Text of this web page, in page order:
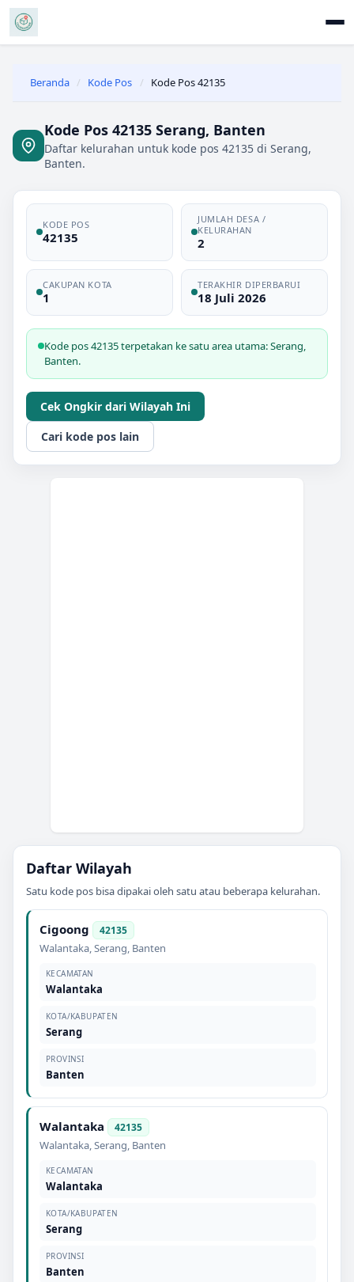
Beranda / Kode Pos / Kode Pos 42135
Kode Pos 42135 Serang, Banten
Daftar kelurahan untuk kode pos 42135 di Serang,
Banten.
KODE POS
42135
JUMLAH DESA /
KELURAHAN
2
CAKUPAN KOTA
1
TERAKHIR DIPERBARUI
18 Juli 2026
Kode pos 42135 terpetakan ke satu area utama: Serang,
Banten.
Cek Ongkir dari Wilayah Ini
Cari kode pos lain
Daftar Wilayah
Satu kode pos bisa dipakai oleh satu atau beberapa kelurahan.
Cigoong 42135
Walantaka,Serang, Banten
KECAMATAN
Walantaka
KOTA/KABUPATEN
Serang
PROVINSI
Banten
Walantaka 42135
Walantaka,Serang, Banten
KECAMATAN
Walantaka
KOTA/KABUPATEN
Serang
PROVINSI
Banten